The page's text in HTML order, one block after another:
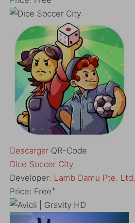
Descargar QR-Code
‎Dice Soccer City
Developer: Lamb Damu Pte. Ltd.
Price: Free+